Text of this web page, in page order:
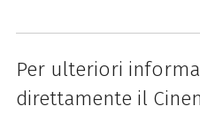
Per ulteriori
direttamente il